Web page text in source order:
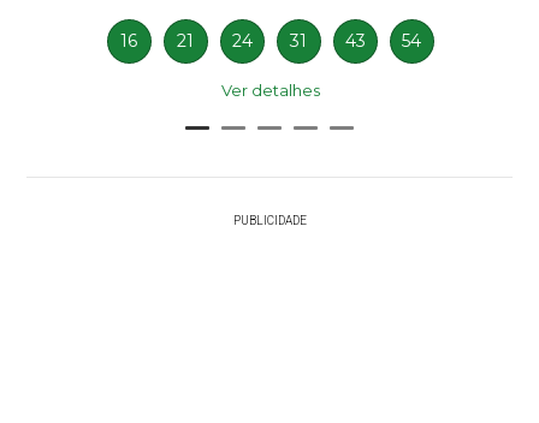
16 21 24 31 43 54
Ver detalhes
PUBLICIDADE